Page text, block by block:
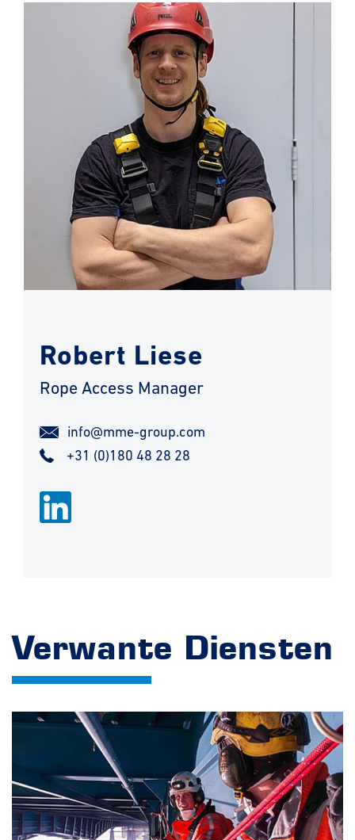
Robert Liese
Rope Access Manager
info@mme-group.com
+31 (0)180 48 28 28
Verwante Diensten